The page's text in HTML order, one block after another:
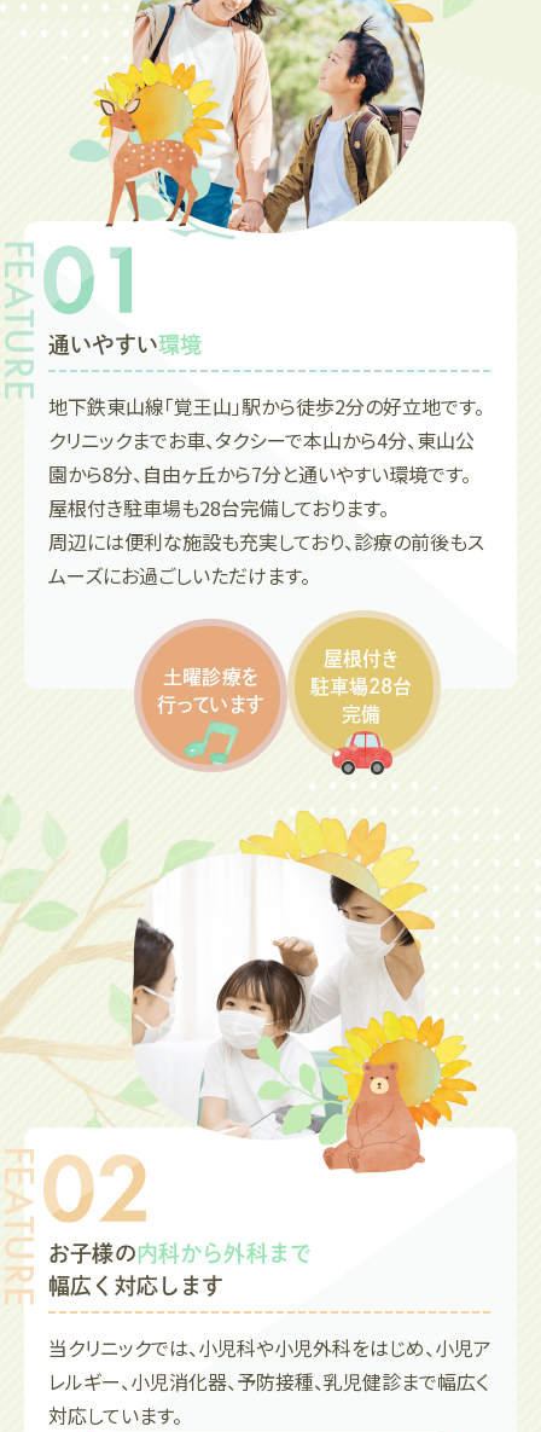
14:00-15:00 予防接種、健診
15:00-16:00 インフルエンザ予防接種
16:00-18:00 一般診察
9:00-12:30 一般診察
14:00-15:00 予防接種、健診
15:00-16:00 インフルエンザ予防接種
16:00-18:00 アレルギー外来
土
9:00-10:00 インフルエンザ予防接種
10:00-12:30 一般診察
2025.08.20
9/1（月）よりインフルエンザワクチン予約
を開始します。
インフルエンザ予約は こちら から
子どものインフルエンザ予防接種費用の助成は10/15にな
なお、当院では、高齢者予防接種券は使用できません。
※卵アレルギーがあり卵完全除去の方はインフルエンザワ
クチンおよびフルミストを接種できません。
※ゼラチンアレルギーがある方はフルミストを接種できま
せん。
インフルエンザワクチン問診表は
こちら
フルミスト問診表は
こちら
受付と開始日
予約開始：9月1日
接種開始：10月1日
接種料金
1回：3,000円
当院で1回目を接種された方の2回目：2,000円
フルミスト（経鼻ワクチン）：8,000円
接種対象と回数
インフルエンザ：6ヶ月〜12歳 2回接種
インフルエンザ：13歳〜64歳 1回接種
フルミスト：2歳〜18歳対象
通いやすい環境
地下鉄東山線「覚王山」駅から徒歩2分の好立地です。
クリニックまでお車、タクシーで本山から4分、東山公
園から8分、自由ヶ丘から7分と通いやすい環境です。
屋根付き駐車場も28台完備しております。
周辺には便利な施設も充実しており、診療の前後もス
ムーズにお過ごしいただけます。
土曜診療を
行っています
屋根付き
駐車場28台
完備
お子様の内科から外科まで
幅広く対応します
当クリニックでは、小児科や小児外科をはじめ、小児ア
レルギー、小児消化器、予防接種、乳児健診まで幅広く
対応しています。